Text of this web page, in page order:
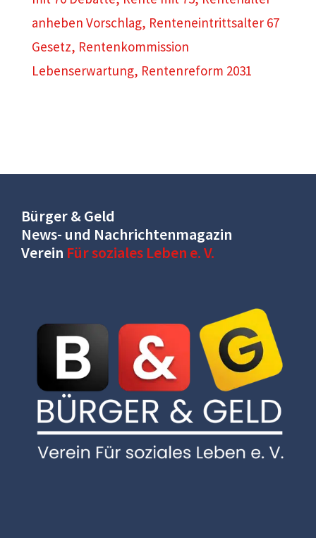
anheben Vorschlag, Renteneintrittsalter 67
Gesetz, Rentenkommission
Lebenserwartung, Rentenreform 2031
Bürger & Geld
News- und Nachrichtenmagazin
Verein Für soziales Leben e. V.